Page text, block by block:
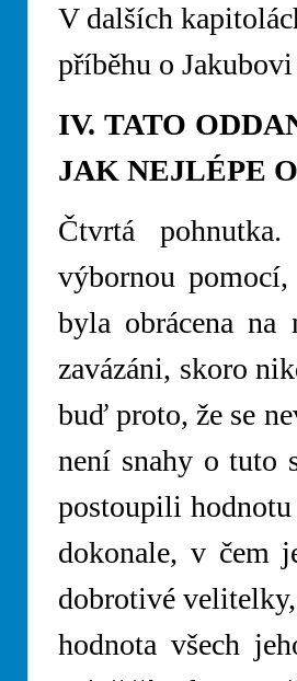
V dalších
příběhu o Jakubovi
IV. TATO
JAK NEJLÉPE
Čtvrtá
výbornou
byla obrácena
zavázáni, skoro
buď proto, že se
není snahy o tuto
postoupili
dokonale, v čem
dobrotivé
hodnota všech